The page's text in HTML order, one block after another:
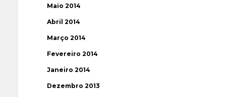
Maio 2014
Abril 2014
Março 2014
Fevereiro 2014
Janeiro 2014
Dezembro 2013